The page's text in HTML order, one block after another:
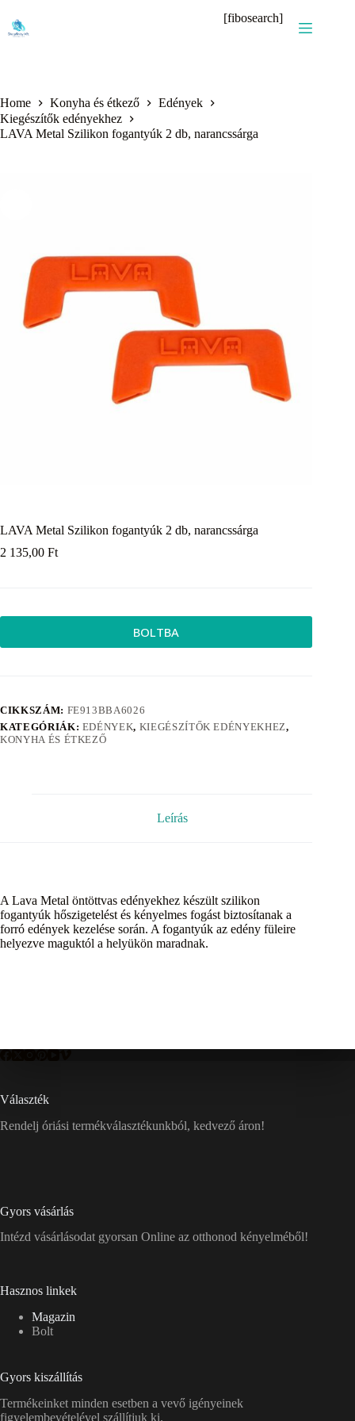
content
[fibosearch]
Home Konyha és étkező
Edények
Kiegészítők edényekhez
LAVA Metal Szilikon fogantyúk 2 db, narancssárga
LAVA Metal Szilikon fogantyúk 2 db, narancssárga
2 135,00 Ft
BOLTBA
CIKKSZÁM: FE913BBA6026
KATEGÓRIÁK: EDÉNYEK, KIEGÉSZÍTŐK EDÉNYEKHEZ,
KONYHA ÉS ÉTKEZŐ
Leírás
A Lava Metal öntöttvas edényekhez készült szilikon
fogantyúk hőszigetelést és kényelmes fogást biztosítanak a
forró edények kezelése során. A fogantyúk az edény füleire
helyezve maguktól a helyükön maradnak.
Választék
Rendelj óriási termékválasztékunkból, kedvező áron!
Gyors vásárlás
Intézd vásárlásodat gyorsan Online az otthonod kényelméből!
Hasznos linkek
Magazin
Bolt
Gyors kiszállítás
Termékeinket minden esetben a vevő igényeinek
figyelembevételével szállítjuk ki.